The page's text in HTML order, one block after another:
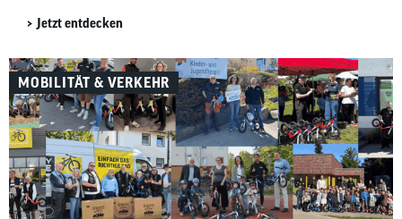
Getriebemotoren vorgestellt, die etablierte Anbieter wie
wollen.
Jetzt entdecken
MOBILITÄT & VERKEHR